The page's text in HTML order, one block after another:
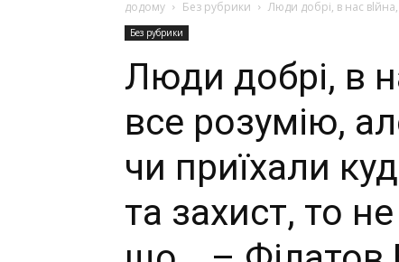
додому Без рубрики Люди добрі, в нас
Без рубрики
Люди добрі, в
все розумію,
чи приїхали
та захист, то